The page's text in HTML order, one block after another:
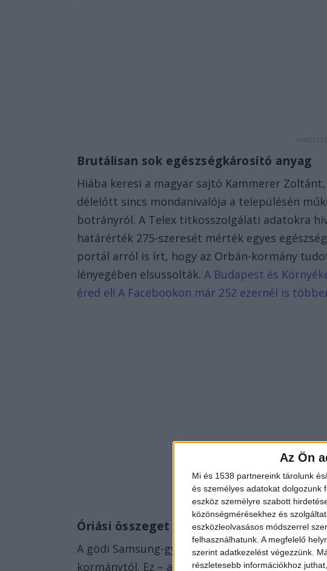
Az Ön
Mi és 1538 partnereink tárolunk
és személyes adatokat dolgozunk
eszköz személyre szabott
közönségmérésekhez és
eszközleolvasásos módszerrel
felhasználhatunk. A megfelelő
szerint adatkezelést végezzünk.
részletesebb információkhoz
Brutálisan sok egészségkárosító anyag
Hiába keresi a magyar sajtó Kammerer
délelőtt sincs mondanivalója a településén
botrányról. A Telex titkosszolgálati adatokra
határérték 275-szeresét mérték egyes
portál arról is írt, hogy az Orbán-kormány
lényegében elsussolták.A Budapest és
éred el! A Facebookon már 252 ezernél is
Óriási összeget nyomott az Orbán-
A gödi Samsung-gyár eddig 1500 milliárd
kormánytól. Ez – a Samsung-gyárból